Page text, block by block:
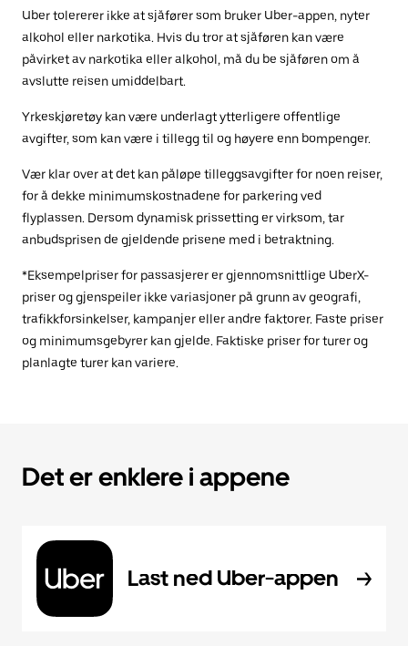
Uber tolererer ikke at sjåfører som bruker Uber-appen, nyter
alkohol eller narkotika. Hvis du tror at sjåføren kan være
påvirket av narkotika eller alkohol, må du be sjåføren om å
avslutte reisen umiddelbart.
Yrkeskjøretøy kan være underlagt ytterligere offentlige
avgifter, som kan være i tillegg til og høyere enn bompenger.
Vær klar over at det kan påløpe tilleggsavgifter for noen reiser,
for å dekke minimumskostnadene for parkering ved
flyplassen. Dersom dynamisk prissetting er virksom, tar
anbudsprisen de gjeldende prisene med i betraktning.
*Eksempelpriser for passasjerer er gjennomsnittlige UberX-
priser og gjenspeiler ikke variasjoner på grunn av geografi,
trafikkforsinkelser, kampanjer eller andre faktorer. Faste priser
og minimumsgebyrer kan gjelde. Faktiske priser for turer og
planlagte turer kan variere.
Det er enklere i appene
Last ned Uber-appen